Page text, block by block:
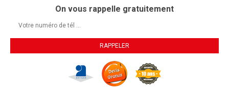
On vous rappelle gratuitement